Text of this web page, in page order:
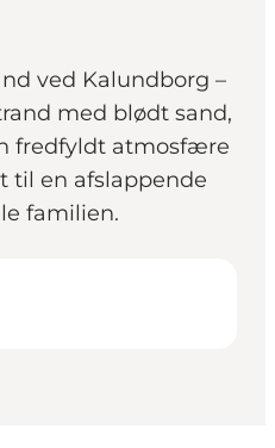
ved Kalundborg –
med blødt sand,
fredfyldt atmosfære
til en afslappende
familien.